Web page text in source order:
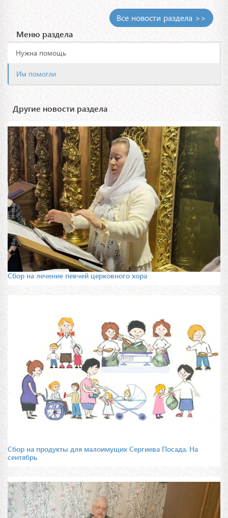
Все новости раздела >>
Меню раздела
Нужна помощь
Им помогли
Другие новости раздела
Сбор на лечение певчей церковного хора
Сбор на продукты для малоимущих Сергиева Посада. На
сентябрь